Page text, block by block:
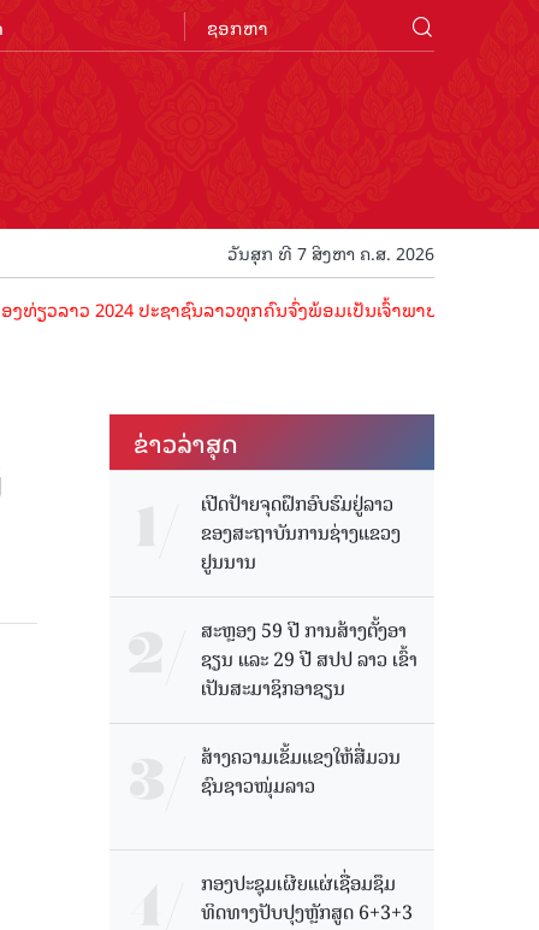
ວັນສຸກ ທີ 7 ສິງຫາ ຄ.ສ. 2026
າວ 2024 ປະຊາຊົນລາວທຸກຄົນຈົ່ງພ້ອມເປັນເຈົ້າພາບທີ່ດີ ຕ້ອນຮັບນັກທ່ອ
ຂ່າວ​ລ່າ​ສຸດ
ເປີດປ້າຍຈຸດຝຶກອົບຮົມຢູ່ລາວ
ຂອງສະຖາບັນການຊ່າງແຂວງ
ຢູນນານ
ສະຫຼອງ 59 ປີ ການສ້າງຕັ້ງອາ
ຊຽນ ແລະ 29 ປີ ສປປ ລາວ ເຂົ້າ
ເປັນສະມາຊິກອາຊຽນ
ສ້າງຄວາມເຂັ້ມແຂງໃຫ້ສື່ມວນ
ຊົນຊາວໜຸ່ມລາວ
ກອງປະຊຸມເຜີຍແຜ່ເຊື່ອມຊຶມ
ທິດທາງປັບປຸງຫຼັກສູດ 6+3+3